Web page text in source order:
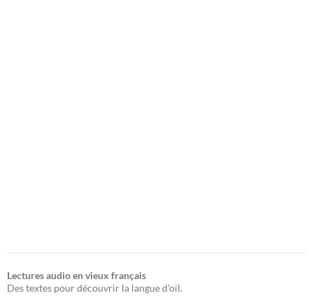
Lectures audio en vieux français
Des textes pour découvrir la langue d'oïl.